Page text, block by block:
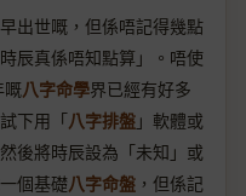
出世嘅，但係唔記得幾點
辰真係唔知點算」。唔使
嘅八字命學界已經有好多
下用「八字排盤 」軟體或
後將時辰設為「未知」或
個基礎八字命盤 ，但係記